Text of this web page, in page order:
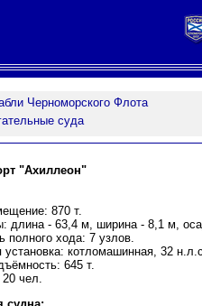
Черноморского Флота
суда
"Ахиллеон"
870 т.
длина - 63,4 м, ширина - 8,1 м,
полного хода: 7 узлов.
установка: котломашинная, 32
645 т.
чел.